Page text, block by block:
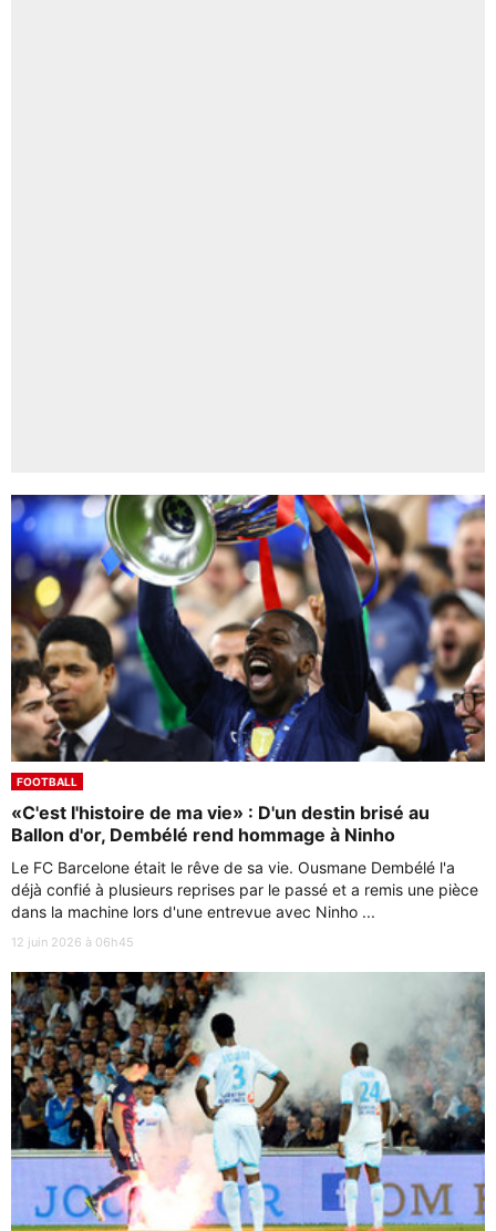
FOOTBALL
«C'est l'histoire de ma vie» : D'un destin brisé au
Ballon d'or, Dembélé rend hommage à Ninho
Le FC Barcelone était le rêve de sa vie. Ousmane Dembélé l'a
déjà confié à plusieurs reprises par le passé et a remis une pièce
dans la machine lors d'une entrevue avec Ninho ...
12 juin 2026 à 06h45